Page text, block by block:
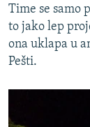
Time se samo
to jako lep
ona uklapa u
Pešti.